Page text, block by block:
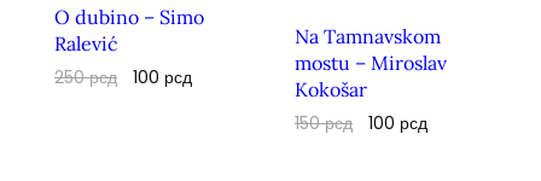
O dubino – Simo
Ralević
250рсд 100 рсд
Na Tamnavskom
mostu – Miroslav
Kokošar
150рсд 100 рсд